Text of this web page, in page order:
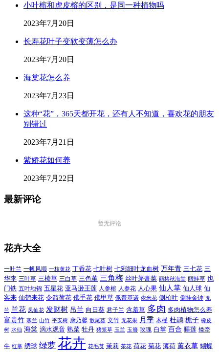
小叶榕和虎皮榕的区别，是同一种植物吗
2023年7月20日
长寿花叶子变软变薄怎么办
2023年7月20日
海棠花怎么养
2023年7月23日
这种“花”，365天都开花，还有人不知道，喜欢花的朋友
别错过
2023年7月21日
紫娇花如何养
2023年7月22日
最新评论
暂无评论
花卉大全
一叶兰 一帆风顺 一枝黄花 丁香花 七叶树 七彩细叶龙血树 万年青 三七花 三
华李 三叶草 三棱草 三白草 三色堇 三角梅 丝叶茅膏菜 丽格秋海棠 丽蚌草 也
门铁 五叶地锦 五星花 亚马逊王莲 人参榕 人参花 人心果 仙人掌 仙人球 仙
客来 仙鹤来花 令箭荷花 佛手花 佛甲草 佩普基诺 依米花 侧柏叶 倒挂金钟 兜
兰 兰花 凤仙花 发财树 吊兰 向日葵 君子兰 含羞草 多肉 多肉植物怎么养
富贵竹 寒兰 山竹 平安树 康乃馨 散尾葵 文竹 无花果 月季 木槿 杜鹃 栀子 橡皮
树 水仙 海棠 滴水观音 熟菜 牡丹 猪笼草 玉兰 玉簪 玫瑰 白掌 百合 睡莲 矮牵
牛 红掌 绣球 绿萝 花卉 花毛茛 茉莉 茶花 荷花 菊花 薄荷 薰衣草 蝴蝶